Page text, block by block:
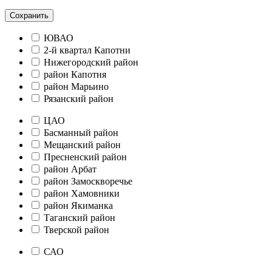
Сохранить
ЮВАО
2-й квартал Капотни
Нижегородский район
район Капотня
район Марьино
Рязанский район
ЦАО
Басманный район
Мещанский район
Пресненский район
район Арбат
район Замоскворечье
район Хамовники
район Якиманка
Таганский район
Тверской район
САО